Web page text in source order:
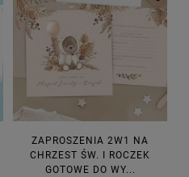
ZAPROSZENIA 2W1 NA
CHRZEST ŚW. I ROCZEK
GOTOWE DO WY...